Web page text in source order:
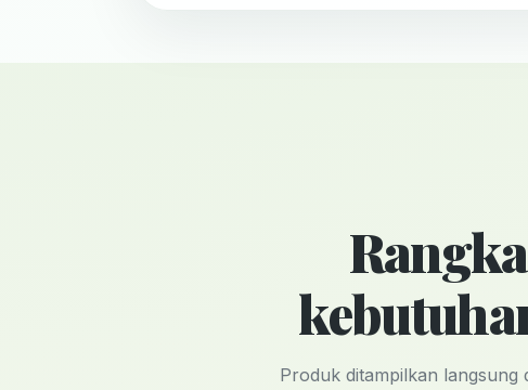
Produk ditampilkan langsung